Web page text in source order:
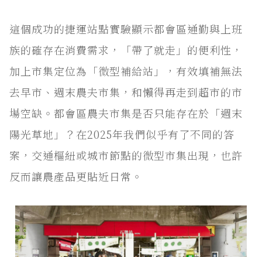
這個成功的捷運站點實驗顯示都會區通勤與上班
族的確存在消費需求，「帶了就走」的便利性，
加上市集定位為「微型補給站」，有效填補無法
去早市、週末農夫市集，和懶得再走到超市的市
場空缺。都會區農夫市集是否只能存在於「週末
陽光草地」？在2025年我們似乎有了不同的答
案，交通樞紐或城市節點的微型市集出現，也許
反而讓農產品更貼近日常。